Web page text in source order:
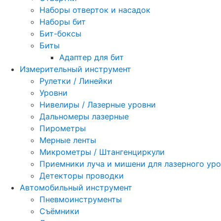
Наборы отверток и насадок
Наборы бит
Бит-боксы
Биты
Адаптер для бит
Измерительный инструмент
Рулетки / Линейки
Уровни
Нивелиры / Лазерные уровни
Дальномеры лазерные
Пирометры
Мерные ленты
Микрометры / Штангенциркули
Приемники луча и мишени для лазерного
Детекторы проводки
Автомобильный инструмент
Пневмоинструменты
Съёмники